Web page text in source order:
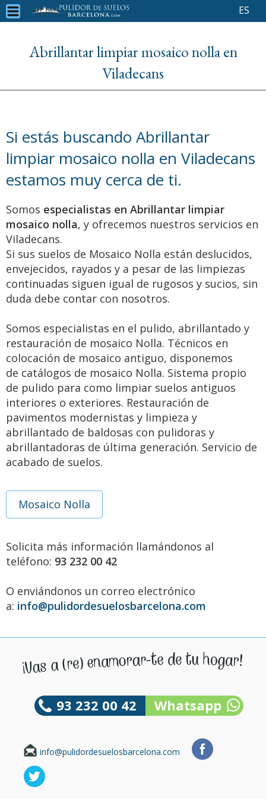
ES
Abrillantar limpiar mosaico nolla en
Viladecans
Si estás buscando Abrillantar
limpiar mosaico nolla en Viladecans
estamos muy cerca de ti.
Somos especialistas en Abrillantar limpiar
mosaico nolla, y ofrecemos nuestros servicios en
Viladecans.
Si sus suelos de Mosaico Nolla están deslucidos,
envejecidos, rayados y a pesar de las limpiezas
continuadas siguen igual de rugosos y sucios, sin
duda debe contar con nosotros.
Somos especialistas en el pulido, abrillantado y
restauración de mosaico Nolla. Técnicos en
colocación de mosaico antiguo, disponemos
de catálogos de mosaico Nolla. Sistema propio
de pulido para como limpiar suelos antiguos
interiores o exteriores. Restauración de
pavimentos modernistas y limpieza y
abrillantado de baldosas con pulidoras y
abrillantadoras de última generación. Servicio de
acabado de suelos.
Mosaico Nolla
Solicita más información llamándonos al
teléfono: 93 232 00 42
O enviándonos un correo electrónico
a: info@pulidordesuelosbarcelona.com
93 232 00 42 Whatsapp
info@pulidordesuelosbarcelona.com